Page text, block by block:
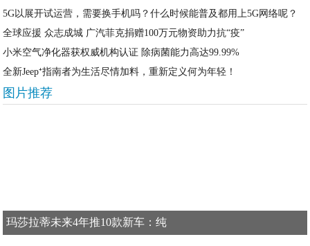
5G以展开试运营，需要换手机吗？什么时候能普及都用上5G网络呢？
全球应援 众志成城 广汽菲克捐赠100万元物资助力抗“疫”
小米空气净化器获权威机构认证 除病菌能力高达99.99%
全新Jeep⁺指南者为生活尽情加料，重新定义何为年轻！
图片推荐
玛莎拉蒂未来4年推10款新车：纯